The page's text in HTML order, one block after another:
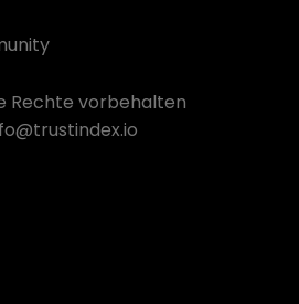
Rechte vorbehalten